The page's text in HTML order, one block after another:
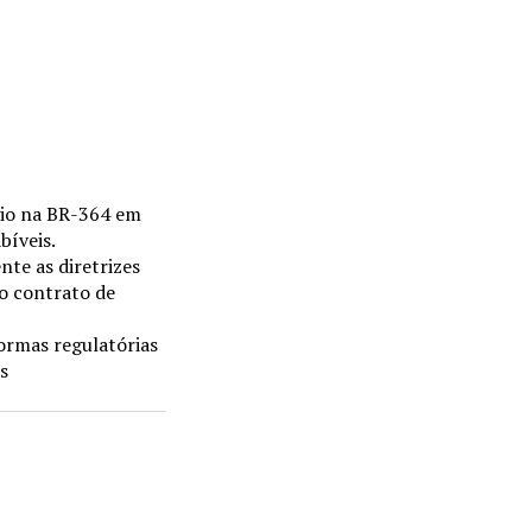
na BR-364 em
as diretrizes
contrato de
regulatórias